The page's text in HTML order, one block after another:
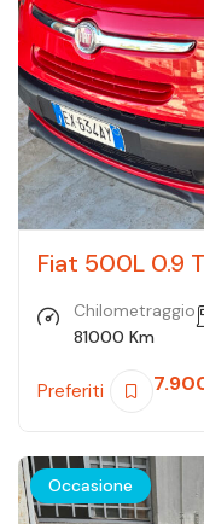
Fiat 500L 0.9
Chilometraggio
81000 Km
Preferiti
Occasione